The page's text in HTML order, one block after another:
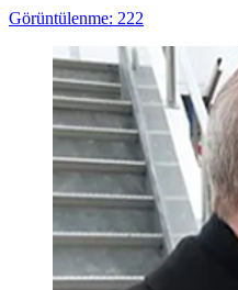
Görüntülenme: 222